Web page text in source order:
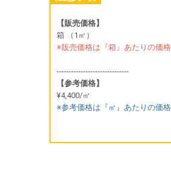
【販売価格】
箱 （1㎡）
※販売価格は『箱』あたりの価格
------------------------------
【参考価格】
¥4,400/㎡
※参考価格は『㎡』あたりの価格